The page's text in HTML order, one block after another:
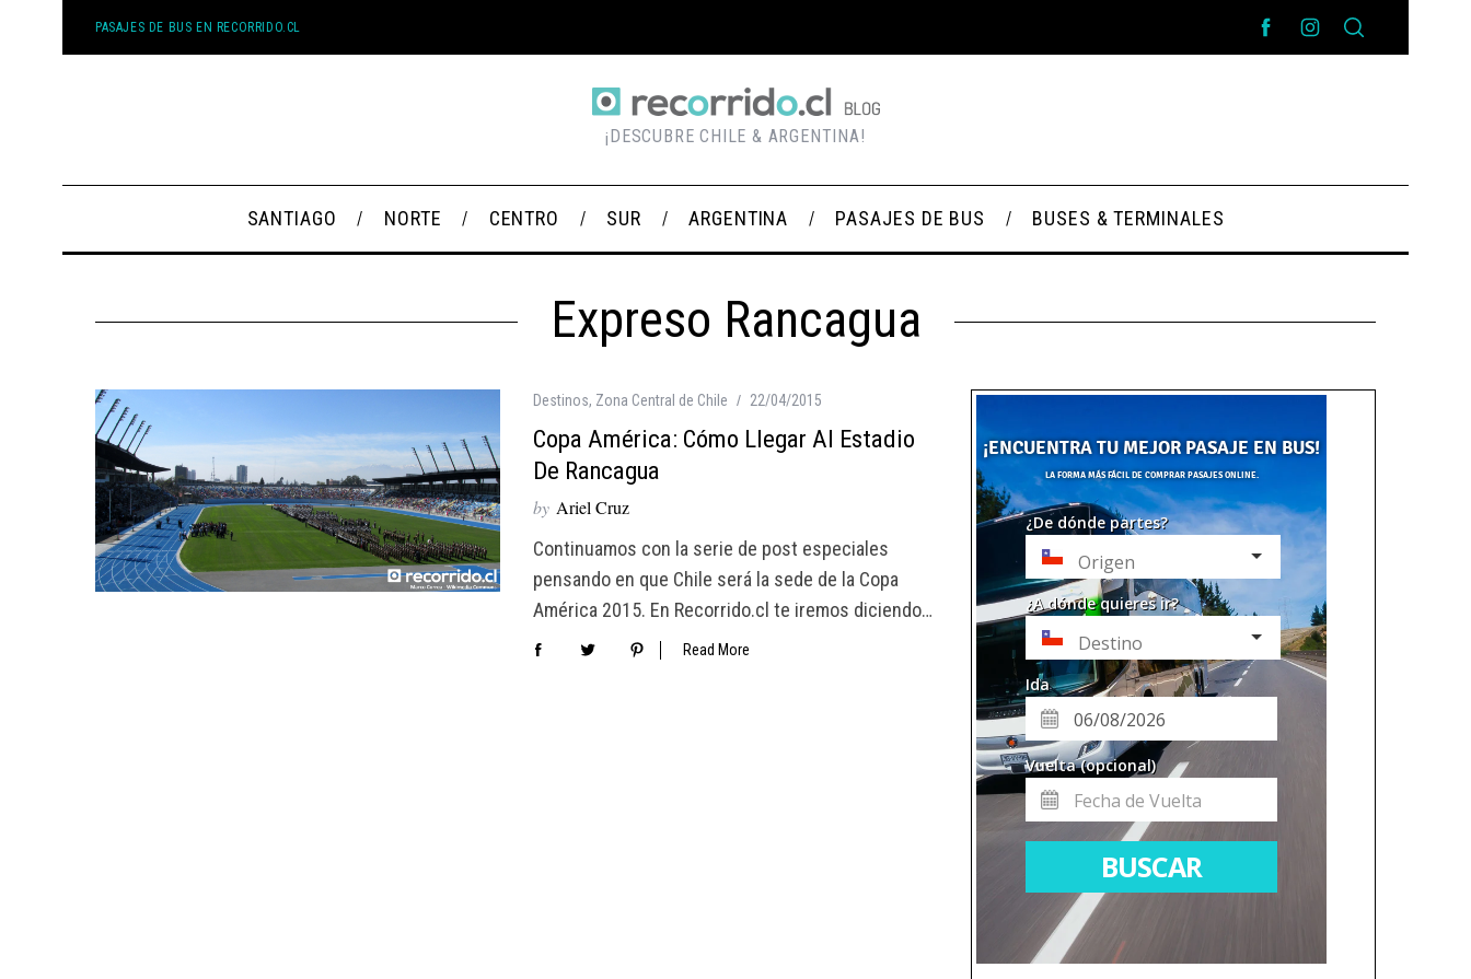
PASAJES DE BUS EN RECORRIDO.CL
¡DESCUBRE CHILE & ARGENTINA!
SANTIAGO NORTE CENTRO SUR ARGENTINA PASAJES DE BUS BUSES & TERMINALES
Expreso Rancagua
Destinos, Zona Central de Chile 22/04/2015
Copa América: Cómo Llegar Al Estadio
De Rancagua
by Ariel Cruz
Continuamos con la serie de post especiales
pensando en que Chile será la sede de la Copa
América 2015. En Recorrido.cl te iremos diciendo…
Read More